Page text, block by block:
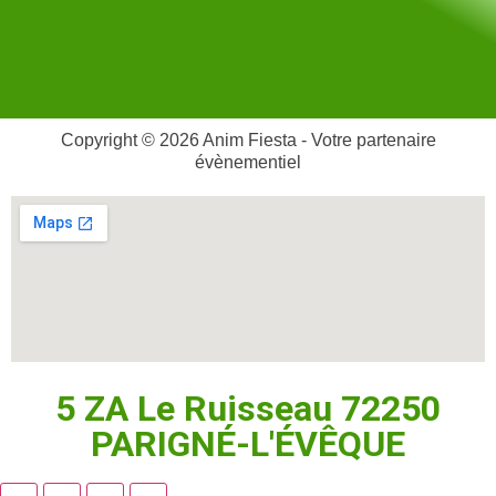
Copyright © 2026 Anim Fiesta - Votre partenaire
évènementiel
5 ZA Le Ruisseau 72250
PARIGNÉ-L'ÉVÊQUE